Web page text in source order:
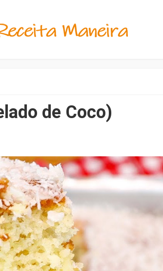
de Coco)